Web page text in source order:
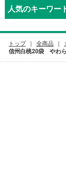
人気のキーワー
トップ 全商品
信州白桃20袋 やわ